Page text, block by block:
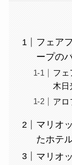
フェア
ープの
フェ
木日
アロ
マリオ
たホテ
マリオ